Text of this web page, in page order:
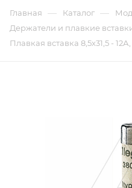
Главная — Каталог —
Держатели и плавкие
Плавкая вставка 8,5х31,5 -